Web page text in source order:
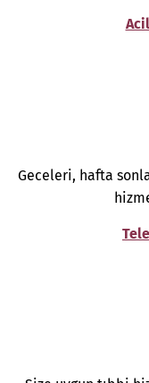
Geceleri, hafta